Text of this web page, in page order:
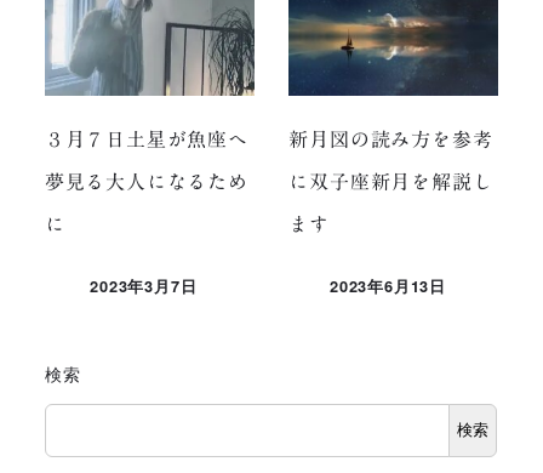
３月７日土星が魚座へ
夢見る大人になるため
に
投稿日
2023年3月7日
新月図の読み方を参考
に双子座新月を解説し
ます
投稿日
2023年6月13日
検索
検索